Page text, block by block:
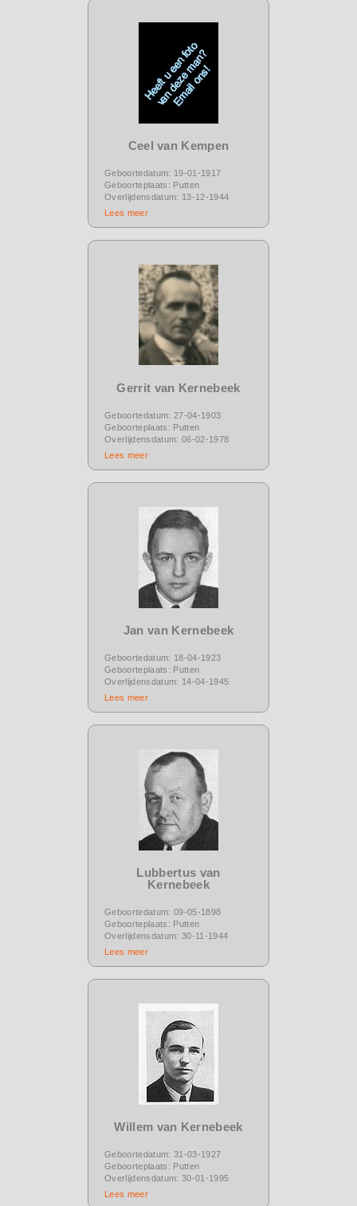
Ceel van Kempen
Geboortedatum: 19-01-1917
Geboorteplaats: Putten
Overlijdensdatum: 13-12-1944
Lees meer
Gerrit van Kernebeek
Geboortedatum: 27-04-1903
Geboorteplaats: Putten
Overlijdensdatum: 06-02-1978
Lees meer
Jan van Kernebeek
Geboortedatum: 18-04-1923
Geboorteplaats: Putten
Overlijdensdatum: 14-04-1945
Lees meer
Lubbertus van
Kernebeek
Geboortedatum: 09-05-1898
Geboorteplaats: Putten
Overlijdensdatum: 30-11-1944
Lees meer
Willem van Kernebeek
Geboortedatum: 31-03-1927
Geboorteplaats: Putten
Overlijdensdatum: 30-01-1995
Lees meer